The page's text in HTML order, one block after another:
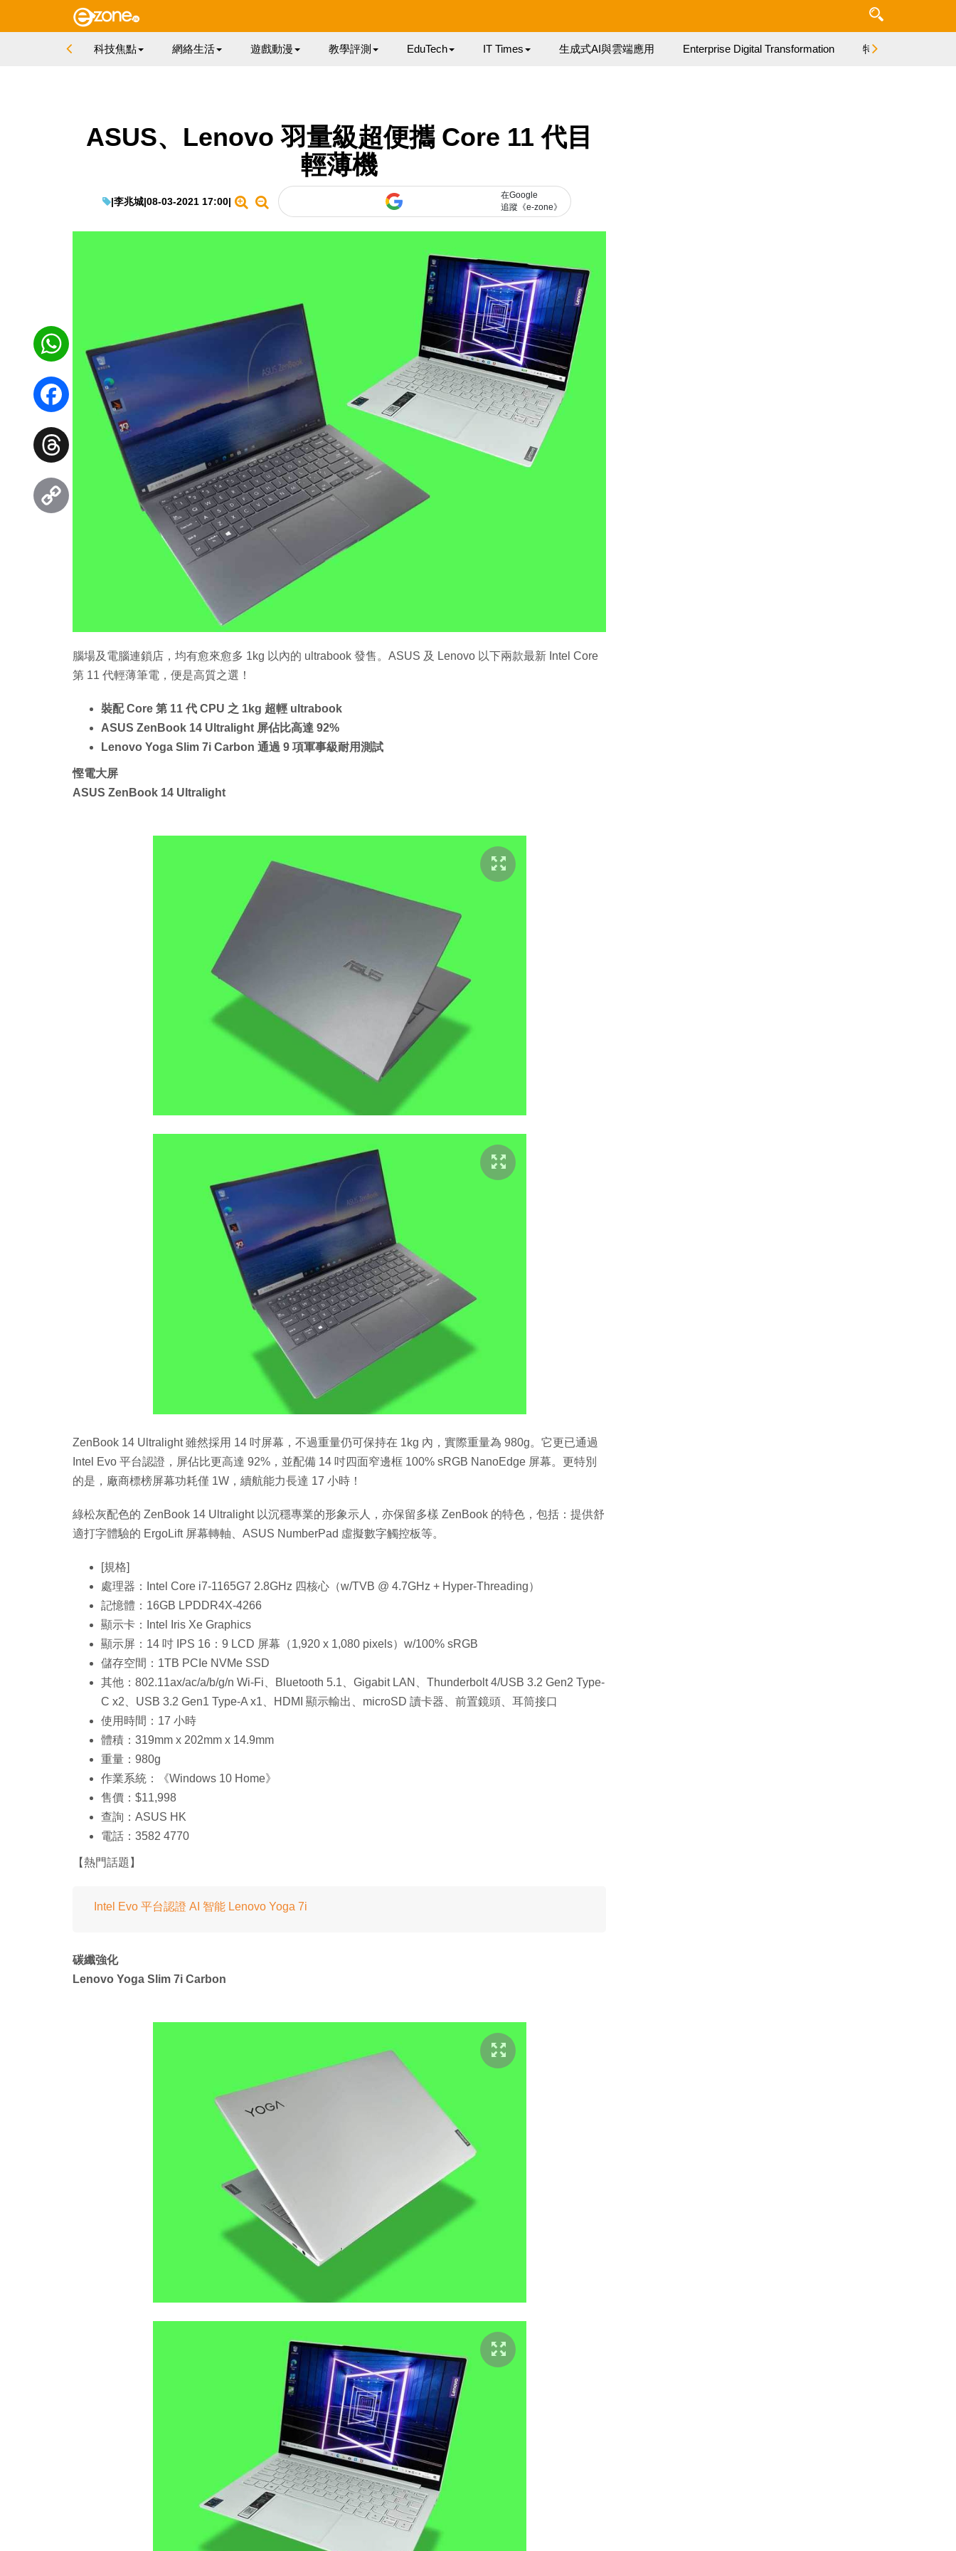
科技焦點 網絡生活 遊戲動漫 教學評測 EduTech IT Times 生成式AI與雲端應用 Enterprise Digital Transformation 特集
ASUS、Lenovo 羽量級超便攜 Core 11 代目
輕薄機
|李兆城|08-03-2021 17:00|
在Google
追蹤《e-zone》
腦場及電腦連鎖店，均有愈來愈多 1kg 以內的 ultrabook 發售。ASUS 及 Lenovo 以下兩款最新 Intel Core
第 11 代輕薄筆電，便是高質之選！
裝配 Core 第 11 代 CPU 之 1kg 超輕 ultrabook
ASUS ZenBook 14 Ultralight 屏佔比高達 92%
Lenovo Yoga Slim 7i Carbon 通過 9 項軍事級耐用測試
慳電大屏
ASUS ZenBook 14 Ultralight
ZenBook 14 Ultralight 雖然採用 14 吋屏幕，不過重量仍可保持在 1kg 內，實際重量為 980g。它更已通過
Intel Evo 平台認證，屏佔比更高達 92%，並配備 14 吋四面窄邊框 100% sRGB NanoEdge 屏幕。更特別
的是，廠商標榜屏幕功耗僅 1W，續航能力長達 17 小時！
綠松灰配色的 ZenBook 14 Ultralight 以沉穩專業的形象示人，亦保留多樣 ZenBook 的特色，包括：提供舒
適打字體驗的 ErgoLift 屏幕轉軸、ASUS NumberPad 虛擬數字觸控板等。
[規格]
處理器：Intel Core i7-1165G7 2.8GHz 四核心（w/TVB @ 4.7GHz + Hyper-Threading）
記憶體：16GB LPDDR4X-4266
顯示卡：Intel Iris Xe Graphics
顯示屏：14 吋 IPS 16：9 LCD 屏幕（1,920 x 1,080 pixels）w/100% sRGB
儲存空間：1TB PCIe NVMe SSD
其他：802.11ax/ac/a/b/g/n Wi-Fi、Bluetooth 5.1、Gigabit LAN、Thunderbolt 4/USB 3.2 Gen2 Type-
C x2、USB 3.2 Gen1 Type-A x1、HDMI 顯示輸出、microSD 讀卡器、前置鏡頭、耳筒接口
使用時間：17 小時
體積：319mm x 202mm x 14.9mm
重量：980g
作業系統：《Windows 10 Home》
售價：$11,998
查詢：ASUS HK
電話：3582 4770
【熱門話題】
Intel Evo 平台認證 AI 智能 Lenovo Yoga 7i
碳纖強化
Lenovo Yoga Slim 7i Carbon
WhatsApp
Facebook
Threads